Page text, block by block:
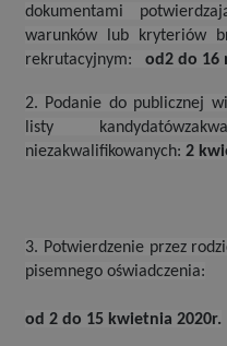
dokumentami
warunków lub kryteriów
rekrutacyjnym: od2 do 16
2. Podanie do publicznej
listy
niezakwalifikowanych: 2
3. Potwierdzenie przez
pisemnego oświadczenia:
od 2 do 15 kwietnia 2020r.